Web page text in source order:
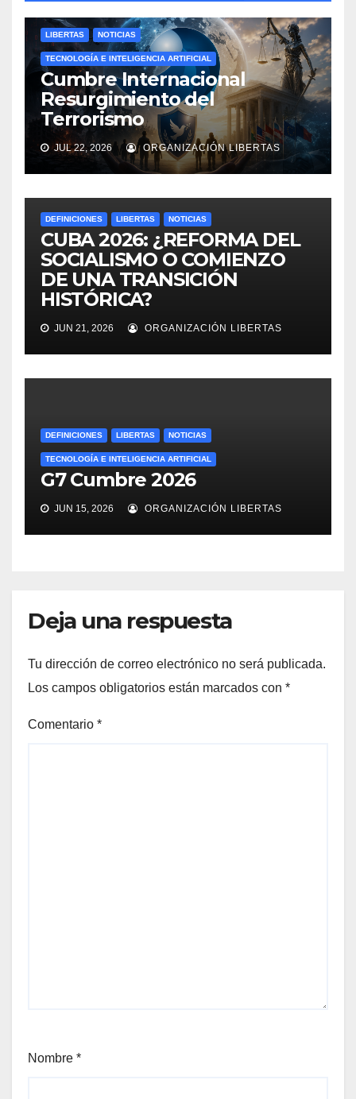
LIBERTAS NOTICIAS
TECNOLOGÍA E INTELIGENCIA ARTIFICIAL
Cumbre Internacional
Resurgimiento del
Terrorismo
JUL 22, 2026 ORGANIZACIÓN LIBERTAS
DEFINICIONES LIBERTAS NOTICIAS
CUBA 2026: ¿REFORMA DEL
SOCIALISMO O COMIENZO
DE UNA TRANSICIÓN
HISTÓRICA?
JUN 21, 2026 ORGANIZACIÓN LIBERTAS
DEFINICIONES LIBERTAS NOTICIAS
TECNOLOGÍA E INTELIGENCIA ARTIFICIAL
G7 Cumbre 2026
JUN 15, 2026 ORGANIZACIÓN LIBERTAS
Deja una respuesta
Tu dirección de correo electrónico no será publicada.
Los campos obligatorios están marcados con *
Comentario *
Nombre *